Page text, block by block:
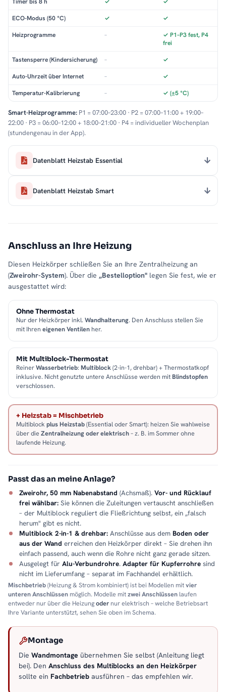
Timer bis 8 h ✓ ✓
ECO-Modus (50 °C) ✓ ✓
Heizprogramme –
✓ P1–P3 fest, P4
frei
Tastensperre (Kindersicherung) – ✓
Auto-Uhrzeit über Internet – ✓
Temperatur-Kalibrierung – ✓ (±5 °C)
Smart-Heizprogramme: P1 = 07:00–23:00 · P2 = 07:00–11:00 + 19:00–
22:00 · P3 = 06:00–12:00 + 18:00–21:00 · P4 = individueller Wochenplan
(stundengenau in der App).
Datenblatt Heizstab Essential
Datenblatt Heizstab Smart
Anschluss an Ihre Heizung
Diesen Heizkörper schließen Sie an Ihre Zentralheizung an
(Zweirohr-System). Über die „Bestelloption" legen Sie fest, wie er
ausgestattet wird:
Ohne Thermostat
Nur der Heizkörper inkl. Wandhalterung. Den Anschluss stellen Sie
mit Ihren eigenen Ventilen her.
Mit Multiblock-Thermostat
ReinerWasserbetrieb: Multiblock(2-in-1, drehbar) + Thermostatkopf
inklusive. Nicht genutzte untere Anschlüsse werden mitBlindstopfen
verschlossen.
+ Heizstab = Mischbetrieb
Multiblock plus Heizstab(Essential oder Smart): heizen Sie wahlweise
über die Zentralheizung oder elektrisch– z. B. im Sommer ohne
laufende Heizung.
Passt das an meine Anlage?
Zweirohr, 50 mm Nabenabstand (Achsmaß). Vor- und Rücklauf
frei wählbar: Sie können die Zuleitungen vertauscht anschließen
– der Multiblock reguliert die Fließrichtung selbst, ein „falsch
herum" gibt es nicht.
Multiblock 2-in-1 & drehbar: Anschlüsse aus dem Boden oder
aus der Wand erreichen den Heizkörper direkt – Sie drehen ihn
einfach passend, auch wenn die Rohre nicht ganz gerade sitzen.
Ausgelegt für Alu-Verbundrohre. Adapter für Kupferrohre sind
nicht im Lieferumfang – separat im Fachhandel erhältlich.
Mischbetrieb(Heizung & Strom kombiniert) ist bei Modellen mitvier
unteren Anschlüssen möglich. Modelle mitzwei Anschlüssen laufen
entweder nur über die Heizungoder nur elektrisch – welche Betriebsart
Ihre Variante unterstützt, sehen Sie oben im Schema.
Montage
Die Wandmontage übernehmen Sie selbst (Anleitung liegt
bei). Den Anschluss des Multiblocks an den Heizkörper
sollte ein Fachbetrieb ausführen – das empfehlen wir.